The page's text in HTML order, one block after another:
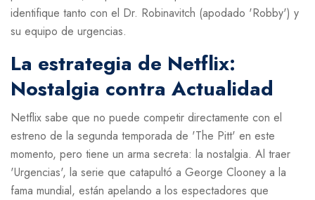
identifique tanto con el Dr. Robinavitch (apodado 'Robby') y
su equipo de urgencias.
La estrategia de Netflix:
Nostalgia contra Actualidad
Netflix sabe que no puede competir directamente con el
estreno de la segunda temporada de 'The Pitt' en este
momento, pero tiene un arma secreta: la nostalgia. Al traer
'Urgencias', la serie que catapultó a George Clooney a la
fama mundial, están apelando a los espectadores que